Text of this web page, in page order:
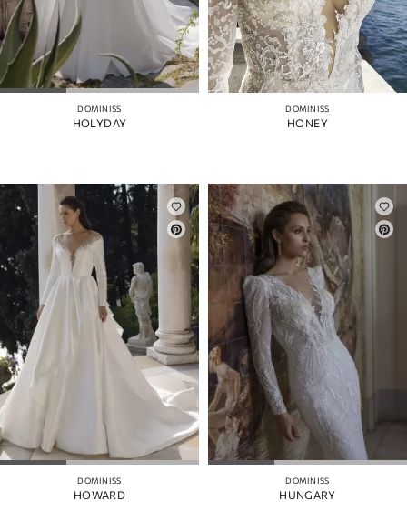
DOMINISS
HOLYDAY
DOMINISS
HONEY
DOMINISS
HOWARD
DOMINISS
HUNGARY